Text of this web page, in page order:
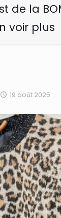
de la
voir plus
19 août 2025